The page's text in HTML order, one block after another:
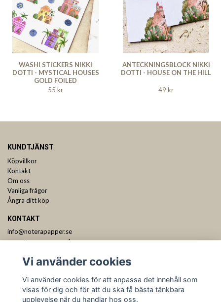
WASHI STICKERS NIKKI
DOTTI - MYSTICAL HOUSES
GOLD FOILED
55 kr
ANTECKNINGSBLOCK NIKKI
DOTTI - HOUSE ON THE HILL
49 kr
KUNDTJÄNST
Köpvillkor
Kontakt
Om oss
Vanliga frågor
Ångra ditt köp
KONTAKT
info@noterapapper.se
Vi använder cookies
Vi använder cookies för att anpassa det innehåll som
visas för dig och för att du ska få bästa tänkbara
upplevelse när du handlar hos oss.